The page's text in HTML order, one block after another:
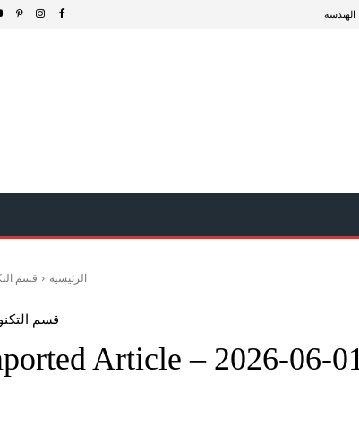
الهندسة
الرئيسية قسم
قسم
Article – 2026-06-